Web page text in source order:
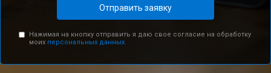
Отправить заявку
Нажимая на кнопку отправить я даю свое согласие на обработку
моих персональных данных.